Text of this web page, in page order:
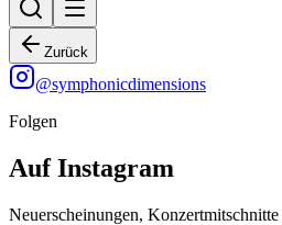
Zurück
@symphonicdimensions
Folgen
Auf Instagram
Neuerscheinungen,